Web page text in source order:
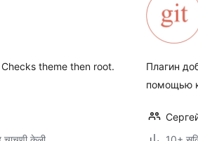
theme then root.
Плагин
помощью